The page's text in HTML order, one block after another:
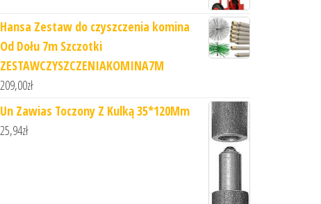
Hansa Zestaw do czyszczenia komina
Od Dołu 7m Szczotki
ZESTAWCZYSZCZENIAKOMINA7M
209,00zł
Un Zawias Toczony Z Kulką 35*120Mm
25,94zł